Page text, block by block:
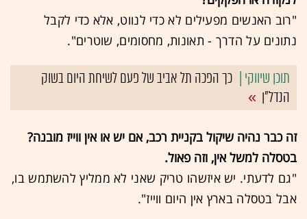
"רוב האנשים מפעילים לא כדי לנווט, אלא כדי לקבל
נתונים על הדרך - תאונות, מחסומים, שוטרים".
כך הפכה תל אביב של פעם לשיחת היום בשוק
הנדל"ן
זה כבר נהיה שיקול בקניית רכב, אם יש או אין ווייז מובנה?
בטסלה למשל אין, וזה פאול.
"גם לדעתי. יש איזשהו טריק שאני לא ממליץ להשתמש בו,
אבל בטסלה בארץ אין היום ווייז".